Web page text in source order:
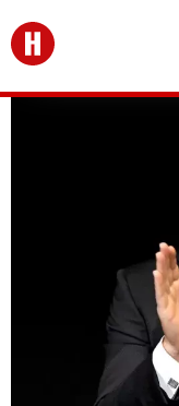
Перейти на главную